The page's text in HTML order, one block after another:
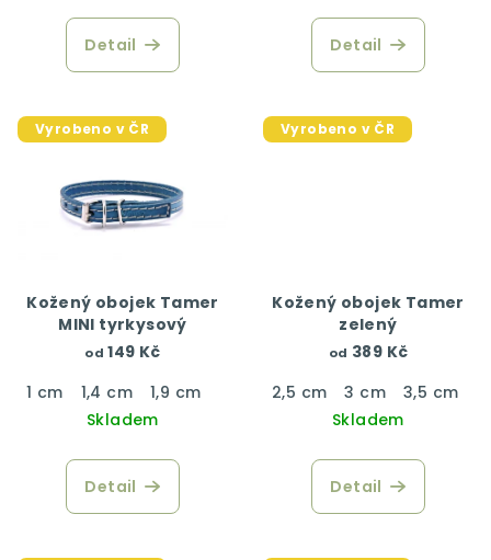
Detail Detail
Vyrobeno v ČR
Kožený obojek Tamer
MINI tyrkysový
od 149 Kč
1 cm
1,4 cm
1,9 cm
Skladem
Detail
Vyrobeno v ČR
Kožený obojek Tamer
zelený
od 389 Kč
2,5 cm
3 cm 3,5 cm
Skladem
Detail